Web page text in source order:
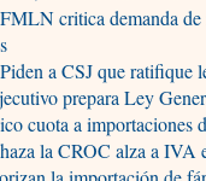
critica demanda
a CSJ que ratifique
prepara Ley
cuota a importaciones
la CROC alza a IVA